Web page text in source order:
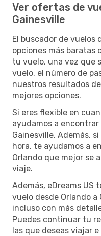
Ver ofertas de
Gainesville
El buscador de vuelos
opciones más baratas
tu vuelo, una vez que
vuelo, el número de
nuestros resultados
mejores opciones.
Si eres flexible en
ayudamos a encontrar
Gainesville. Además,
hora, te ayudamos a
Orlando que mejor se
viaje.
Además, eDreams US
vuelo desde Orlando a
incluso con más
Puedes continuar tu
las que deseas viajar